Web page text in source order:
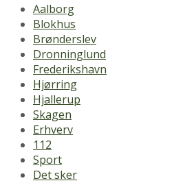
Aalborg
Blokhus
Brønderslev
Dronninglund
Frederikshavn
Hjørring
Hjallerup
Skagen
Erhverv
112
Sport
Det sker